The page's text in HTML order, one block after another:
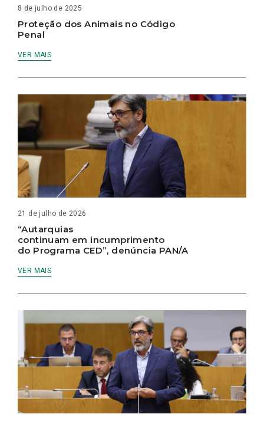
8 de julho de 2025
Proteção dos Animais no Código
Penal
VER MAIS
21 de julho de 2026
“Autarquias
continuam em incumprimento
do Programa CED”, denúncia PAN/A
VER MAIS